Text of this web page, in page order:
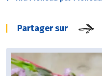
Partager sur